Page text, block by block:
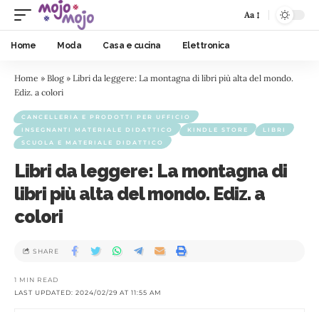
Aa
Home Moda Casa e cucina Elettronica
Home » Blog » Libri da leggere: La montagna di libri più alta del mondo.
Ediz. a colori
CANCELLERIA E PRODOTTI PER UFFICIO
INSEGNANTI MATERIALE DIDATTICO
KINDLE STORE
LIBRI
SCUOLA E MATERIALE DIDATTICO
Libri da leggere: La montagna di
libri più alta del mondo. Ediz. a
colori
LAST UPDATED: 2024/02/29 AT 11:55 AM
1 MIN READ
SHARE